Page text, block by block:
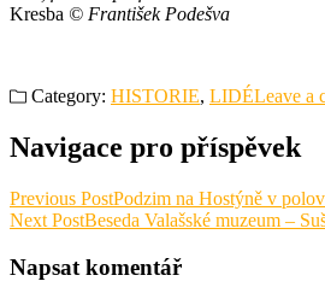
Kresba © František Podešva
Category: HISTORIE, LIDÉLeave a
Navigace pro příspěvek
Previous PostPodzim na Hostýně v
Next PostBeseda Valašské muzeum –
Napsat komentář